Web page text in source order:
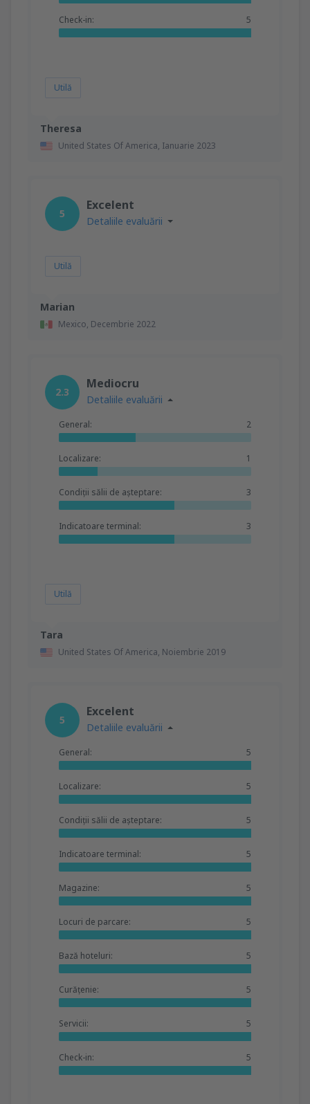
Theresa
United States Of America, Ianuarie 2023
Check-in: 5
Utilă
Marian
Mexico, Decembrie 2022
5
Excelent
Detaliile evaluării
Utilă
Tara
United States Of America, Noiembrie 2019
2.3
Mediocru
Detaliile evaluării
General: 2
Localizare: 1
Condiții sălii de așteptare: 3
Indicatoare terminal: 3
Utilă
5
Excelent
Detaliile evaluării
General: 5
Localizare: 5
Condiții sălii de așteptare: 5
Indicatoare terminal: 5
Magazine: 5
Locuri de parcare: 5
Bază hoteluri: 5
Curățenie: 5
Servicii: 5
Check-in: 5